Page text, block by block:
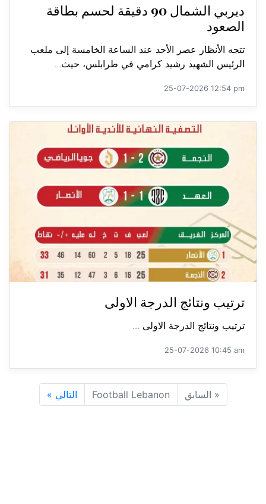
ديربي الشمال 90 دقيقة لحسم بطاقة
الصعود
تتجه الأنظار عصر الأحد عند الساعة الخامسة إلى ملعب
الرئيس الشهيد رشيد كرامي في طرابلس، حيث...
25-07-2026 12:54 pm
ترتيب ونتائج الدرجة الاولى
ترتيب ونتائج الدرجة الاولى ...
25-07-2026 10:45 am
« السابق Football Lebanon التالي »